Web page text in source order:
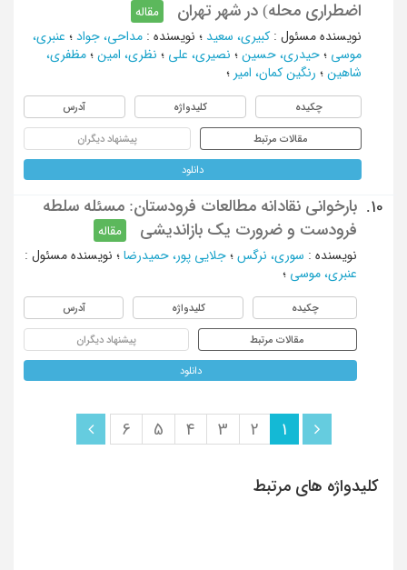
اضطراری محله) در شهر تهران‬‬‬‬‬‬
مقاله
نویسنده مسئول : کبیری، سعید ؛ نویسنده : مداحی، جواد ؛ عنبری،
موسی ؛ حیدری، حسین ؛ نصیری، علی ؛ نظری، امین ؛ مظفری،
شاهین ؛ رنگین کمان، امیر ؛
چکیده کلیدواژه آدرس
مقالات مرتبط پیشنهاد دیگران
دانلود
10.
بارخوانی نقادانه مطالعات فرودستان: مسئله سلطه
فرودست و ضرورت یک بازاندیشی
مقاله
نویسنده : سوری، نرگس ؛ جلایی پور، حمیدرضا ؛ نویسنده مسئول :
عنبری، موسی ؛
چکیده کلیدواژه آدرس
مقالات مرتبط پیشنهاد دیگران
دانلود
1
2
3
4
5
6
کلیدواژه های مرتبط